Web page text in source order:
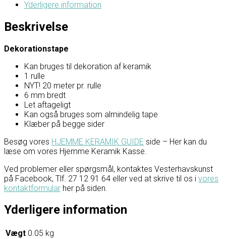
Yderligere information
Beskrivelse
Dekorationstape
Kan bruges til dekoration af keramik
1 rulle
NYT! 20 meter pr. rulle
6 mm bredt
Let aftageligt
Kan også bruges som almindelig tape
Klæber på begge sider
Besøg vores HJEMME KERAMIK GUIDE side – Her kan du
læse om vores Hjemme Keramik Kasse.
Ved problemer eller spørgsmål, kontaktes Vesterhavskunst
på Facebook, Tlf. 27 12 91 64 eller ved at skrive til os i vores
kontaktformular her på siden.
Yderligere information
Vægt 0.05 kg